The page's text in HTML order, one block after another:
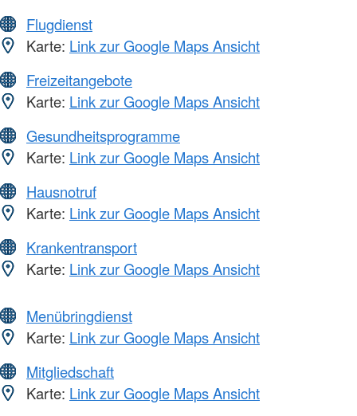
Flugdienst
Karte: Link zur Google Maps Ansicht
Freizeitangebote
Karte: Link zur Google Maps Ansicht
Gesundheitsprogramme
Karte: Link zur Google Maps Ansicht
Hausnotruf
Karte: Link zur Google Maps Ansicht
Krankentransport
Karte: Link zur Google Maps Ansicht
Menübringdienst
Karte: Link zur Google Maps Ansicht
Mitgliedschaft
Karte: Link zur Google Maps Ansicht